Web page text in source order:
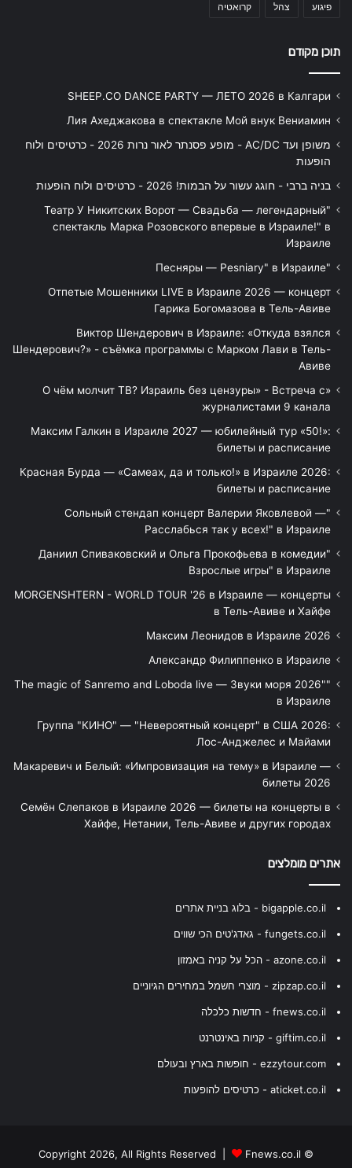
פיגוע צהל קרואטיה
תוכן מקודם
SHEEP.CO DANCE PARTY — ЛЕТО 2026 в Калгари
Лия Ахеджакова в спектакле Мой внук Вениамин
משופן ועד AC/DC - מופע פסנתר לאור נרות 2026 - כרטיסים ולוח
הופעות
בניה ברבי - חוגג עשור על הבמות! 2026 - כרטיסים ולוח הופעות
"Театр У Никитских Ворот — Свадьба — легендарный
спектакль Марка Розовского впервые в Израиле!" в
Израиле
"Песняры — Pesniary" в Израиле
Отпетые Мошенники LIVE в Израиле 2026 — концерт
Гарика Богомазова в Тель-Авиве
Виктор Шендерович в Израиле: «Откуда взялся
Шендерович?» - съёмка программы с Марком Лави в Тель-
Авиве
«О чём молчит ТВ? Израиль без цензуры» - Встреча с
журналистами 9 канала
Максим Галкин в Израиле 2027 — юбилейный тур «50!»:
билеты и расписание
Красная Бурда — «Самеах, да и только!» в Израиле 2026:
билеты и расписание
"Сольный стендап концерт Валерии Яковлевой —
Расслабься так у всех!" в Израиле
"Даниил Спиваковский и Ольга Прокофьева в комедии
Взрослые игры" в Израиле
MORGENSHTERN - WORLD TOUR '26 в Израиле — концерты
в Тель-Авиве и Хайфе
Максим Леонидов в Израиле 2026
Александр Филиппенко в Израиле
"The magic of Sanremo and Loboda live — Звуки моря 2026"
в Израиле
Группа "КИНО" — "Невероятный концерт" в США 2026:
Лос-Анджелес и Майами
Макаревич и Белый: «Импровизация на тему» в Израиле —
билеты 2026
Семён Слепаков в Израиле 2026 — билеты на концерты в
Хайфе, Нетании, Тель-Авиве и других городах
אתרים מומלצים
bigapple.co.il - בלוג בניית אתרים
fungets.co.il - גאדג'טים הכי שווים
azone.co.il - הכל על קניה באמזון
zipzap.co.il - מוצרי חשמל במחירים הגיוניים
fnews.co.il - חדשות כלכלה
giftim.co.il - קניות באינטרנט
ezzytour.com - חופשות בארץ ובעולם
aticket.co.il - כרטיסים להופעות
© Copyright 2026, All Rights Reserved |
Fnews.co.il